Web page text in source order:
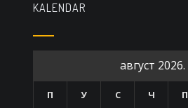
KALENDAR
август 2026.
П У С Ч П